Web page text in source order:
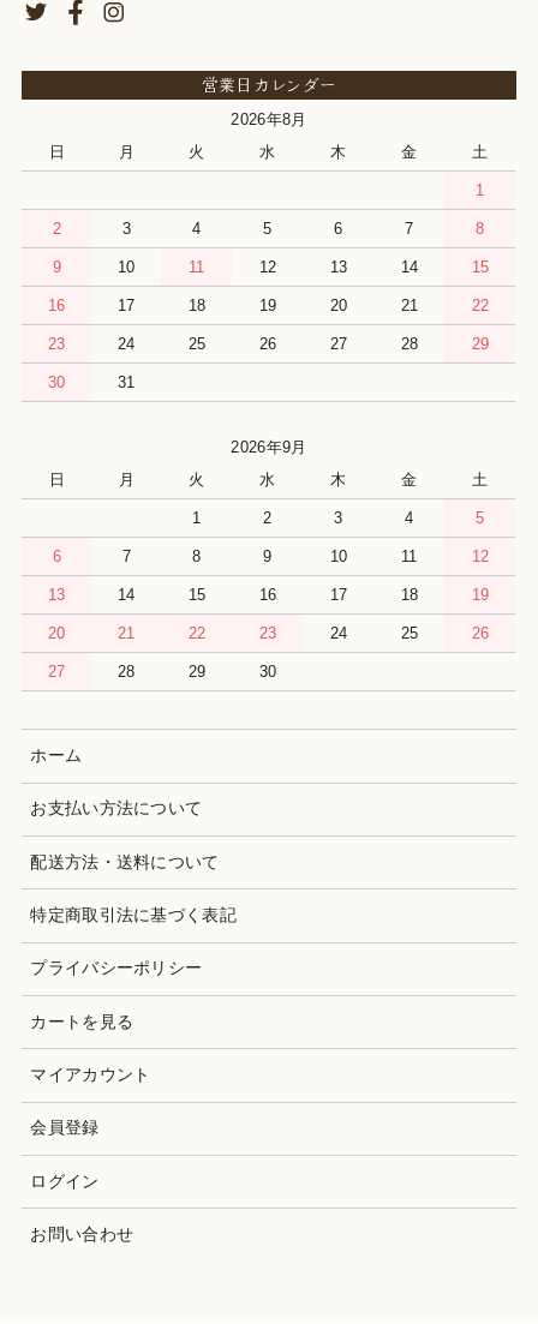
営業日カレンダー
2026年8月
日
月 火 水 木 金 土
1
2 3 4 5 6 7 8
9 10 11 12 13 14 15
16 17 18 19 20 21 22
23 24 25 26 27 28 29
30 31
2026年9月
日
月 火 水 木 金 土
1 2 3 4 5
6 7 8 9 10 11 12
13 14 15 16 17 18 19
20 21 22 23 24 25 26
27 28 29 30
ホーム
お支払い方法について
配送方法・送料について
特定商取引法に基づく表記
プライバシーポリシー
カートを見る
マイアカウント
会員登録
ログイン
お問い合わせ